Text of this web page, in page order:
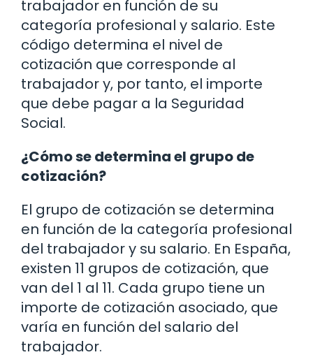
trabajador en función de su
categoría profesional y salario. Este
código determina el nivel de
cotización que corresponde al
trabajador y, por tanto, el importe
que debe pagar a la Seguridad
Social.
¿Cómo se determina el grupo de
cotización?
El grupo de cotización se determina
en función de la categoría profesional
del trabajador y su salario. En España,
existen 11 grupos de cotización, que
van del 1 al 11. Cada grupo tiene un
importe de cotización asociado, que
varía en función del salario del
trabajador.